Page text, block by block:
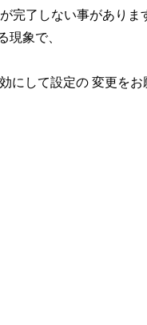
完了しない事がありま
現象で、
して設定の 変更をお